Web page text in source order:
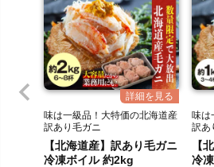
味は一級品！大特価の北海道産
訳あり毛ガニ
【北海道産】訳あり毛ガニ
冷凍ボイル 約2kg
味は
訳あ
【
冷